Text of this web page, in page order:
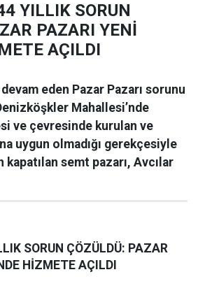
YILLIK SORUN
PAZARI YENİ
AÇILDI
devam eden Pazar Pazarı sorunu
Mahallesi’nde
ve çevresinde kurulan ve
uygun olmadığı gerekçesiyle
kapatılan semt pazarı, Avcılar
SORUN ÇÖZÜLDÜ: PAZAR
HİZMETE AÇILDI